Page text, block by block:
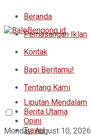
Beranda
Pemasangan Iklan
Kontak
Bagi Beritamu!
Tentang Kami
Monday, August 10, 2026
Liputan Mendalam
Berita Utama
Opini
Travel